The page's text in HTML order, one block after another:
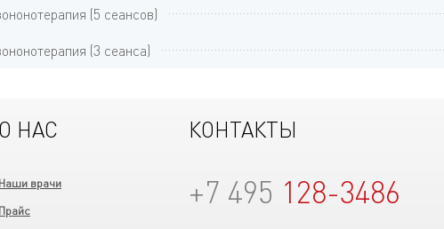
(5 сеансов)
(3 сеанса)
О НАС
Наши врачи
Прайс
КОНТАКТЫ
+7 495 128-3486